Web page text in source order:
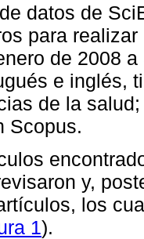
datos de
para
de 2008
e inglés,
de la
Scopus.
y,
los
1).